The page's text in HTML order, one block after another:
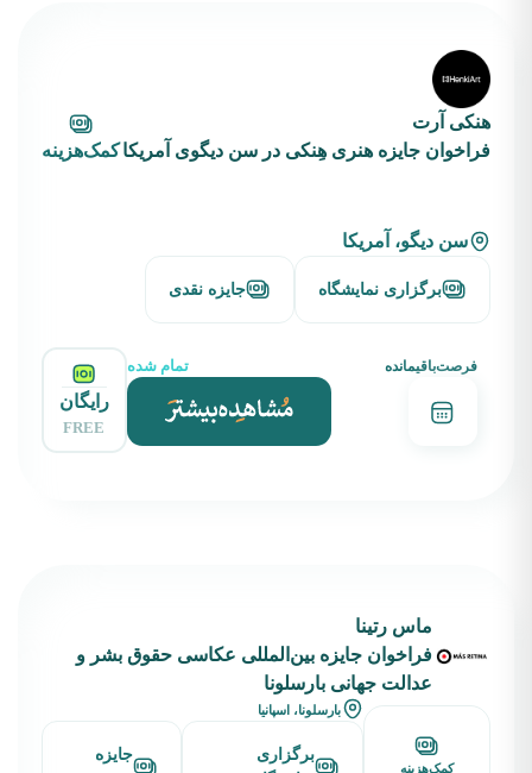
هنکی آرت
فراخوان جایزه هنری هِنکی در سن دیگوی آمریکاکمک‌هزینه
سن دیگو، آمریکا
برگزاری نمایشگاه جایزه نقدی
فرصت‌باقیمانده تمام شده
رایگان
FREE
ماس رتینا
فراخوان جایزه بین‌المللی عکاسی حقوق بشر و
عدالت جهانی بارسلونا
کمک‌هزینه
بارسلونا، اسپانیا
برگزاری
جایزه